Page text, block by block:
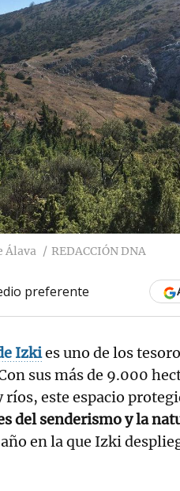
Álava REDACCIÓN DNA
preferente
Izkies uno de los
sus más de 9.000
ríos, este espacio
del senderismo y la
en la que Izki